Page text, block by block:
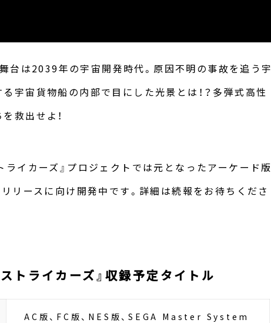
台は2039年の宇宙開発時代。原因不明の事故を追う宇
宇宙貨物船の内部で目にした光景とは！？多弾式高性
救出せよ！
ライカーズ』プロジェクトでは元となったアーケード版
リリースに向け開発中です。詳細は続報をお待ちくださ
トライカーズ』収録予定タイトル
AC版、FC版、NES版、SEGA Master System